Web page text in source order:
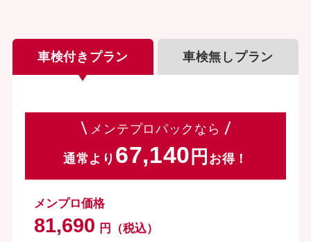
車検付きプラン 車検無しプラン
メンテプロパックなら
通常より 67,140 お得！
メンプロ価格
81,690 円（税込）